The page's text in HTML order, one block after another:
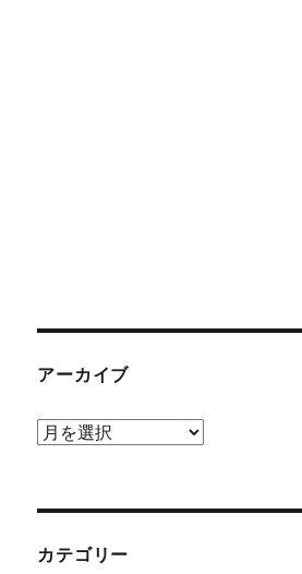
アーカイブ
ア
ブ
カテゴリー